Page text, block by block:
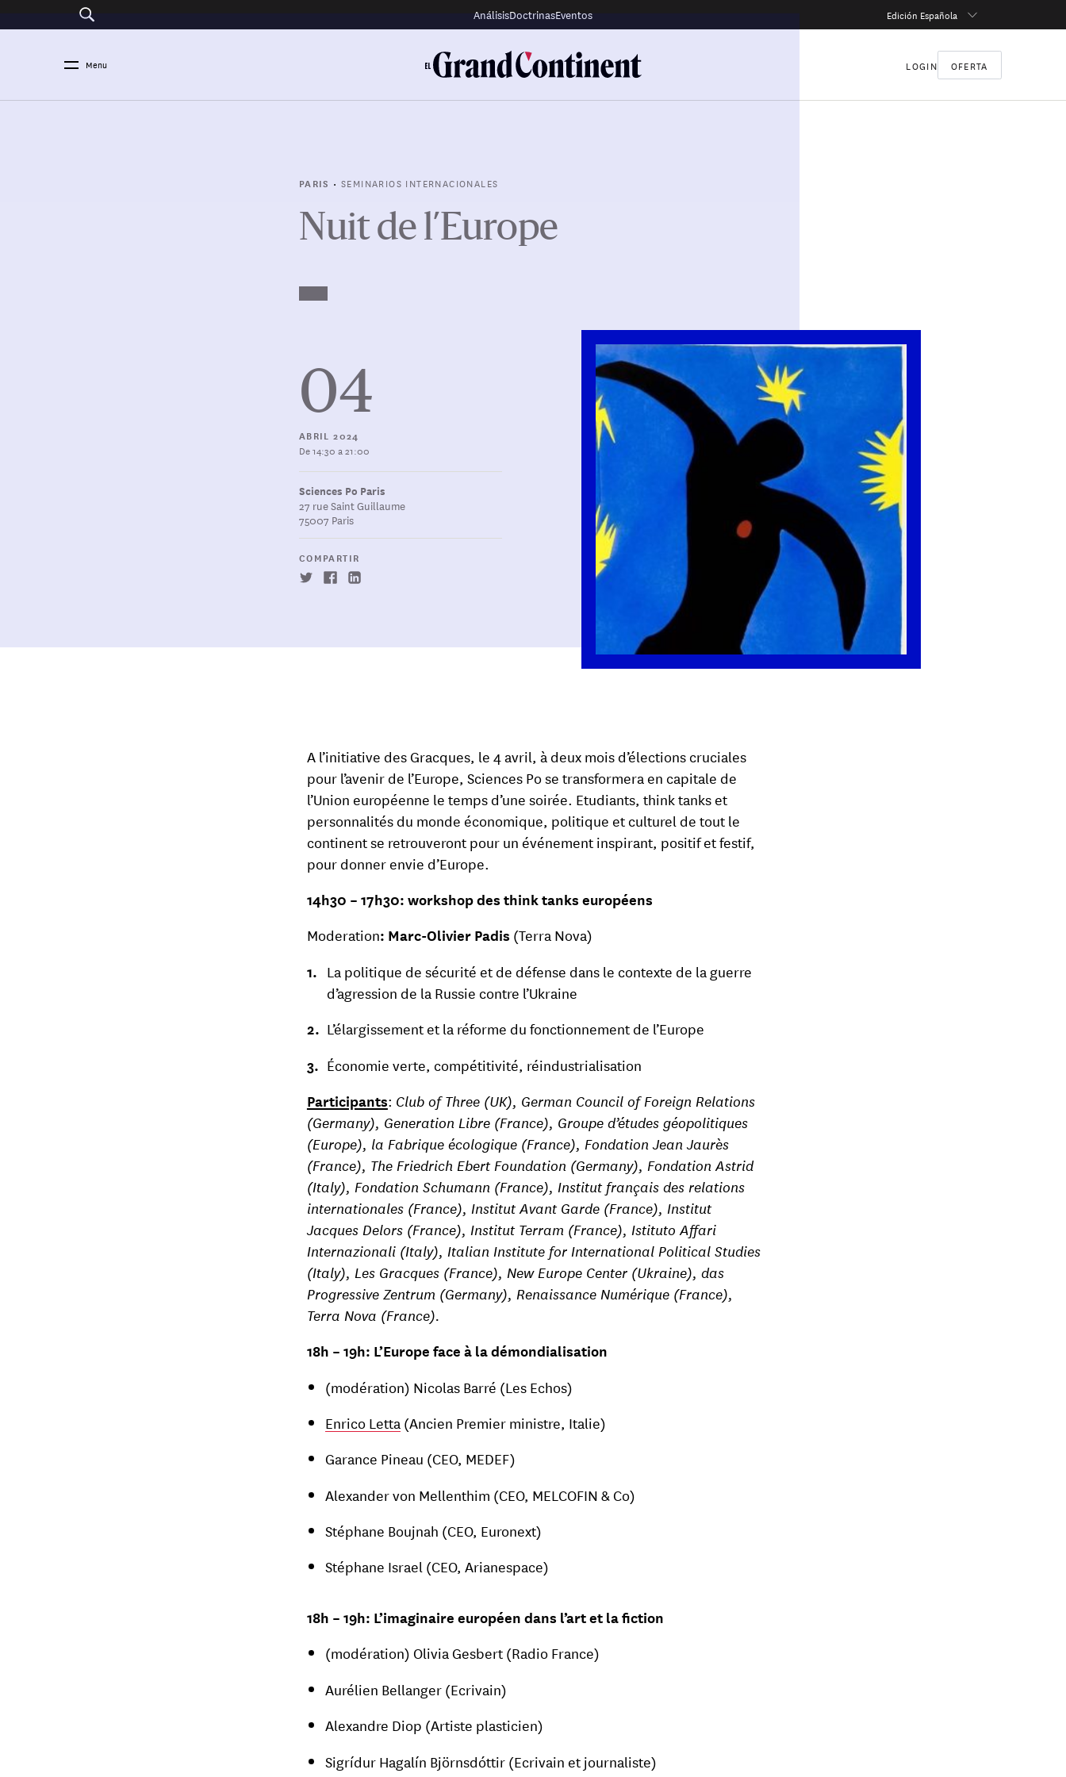
AnálisisDoctrinasEventos Edición Española
Menu LOGIN OFERTA
PARIS • SEMINARIOS INTERNACIONALES
Nuit de l’Europe
04
ABRIL 2024
De 14:30 a 21:00
Sciences Po Paris
27 rue Saint Guillaume
75007 Paris
COMPARTIR
A l’initiative des Gracques, le 4 avril, à deux mois d’élections cruciales
pour l’avenir de l’Europe, Sciences Po se transformera en capitale de
l’Union européenne le temps d’une soirée. Etudiants, think tanks et
personnalités du monde économique, politique et culturel de tout le
continent se retrouveront pour un événement inspirant, positif et festif,
pour donner envie d’Europe.
14h30 – 17h30: workshop des think tanks européens
Moderation: Marc-Olivier Padis (Terra Nova)
La politique de sécurité et de défense dans le contexte de la guerre
d’agression de la Russie contre l’Ukraine
L’élargissement et la réforme du fonctionnement de l’Europe
Économie verte, compétitivité, réindustrialisation
Participants: Club of Three (UK), German Council of Foreign Relations
(Germany), Generation Libre (France), Groupe d’études géopolitiques
(Europe), la Fabrique écologique (France), Fondation Jean Jaurès
(France), The Friedrich Ebert Foundation (Germany), Fondation Astrid
(Italy), Fondation Schumann (France), Institut français des relations
internationales (France), Institut Avant Garde (France), Institut
Jacques Delors (France), Institut Terram (France), Istituto Affari
Internazionali (Italy), Italian Institute for International Political Studies
(Italy), Les Gracques (France), New Europe Center (Ukraine), das
Progressive Zentrum (Germany), Renaissance Numérique (France),
Terra Nova (France).
18h – 19h: L’Europe face à la démondialisation
(modération) Nicolas Barré (Les Echos)
Enrico Letta (Ancien Premier ministre, Italie)
Garance Pineau (CEO, MEDEF)
Alexander von Mellenthim (CEO, MELCOFIN & Co)
Stéphane Boujnah (CEO, Euronext)
Stéphane Israel (CEO, Arianespace)
18h – 19h: L’imaginaire européen dans l’art et la fiction
(modération) Olivia Gesbert (Radio France)
Aurélien Bellanger (Ecrivain)
Alexandre Diop (Artiste plasticien)
Sigrídur Hagalín Björnsdóttir (Ecrivain et journaliste)